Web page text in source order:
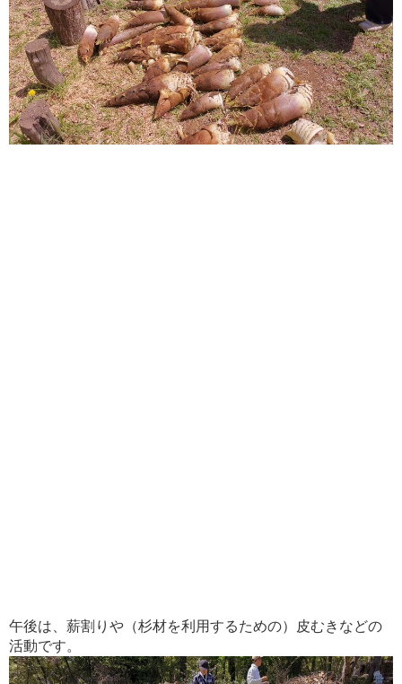
午後は、薪割りや（杉材を利用するための）皮むきなどの
活動です。